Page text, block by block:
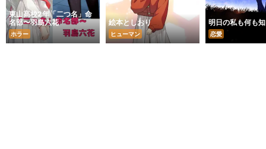
東山高校2年「二つ名」命
名部〜羽島六花
ホラー
絵本としおり
ヒューマン
明日の私も何も
恋愛